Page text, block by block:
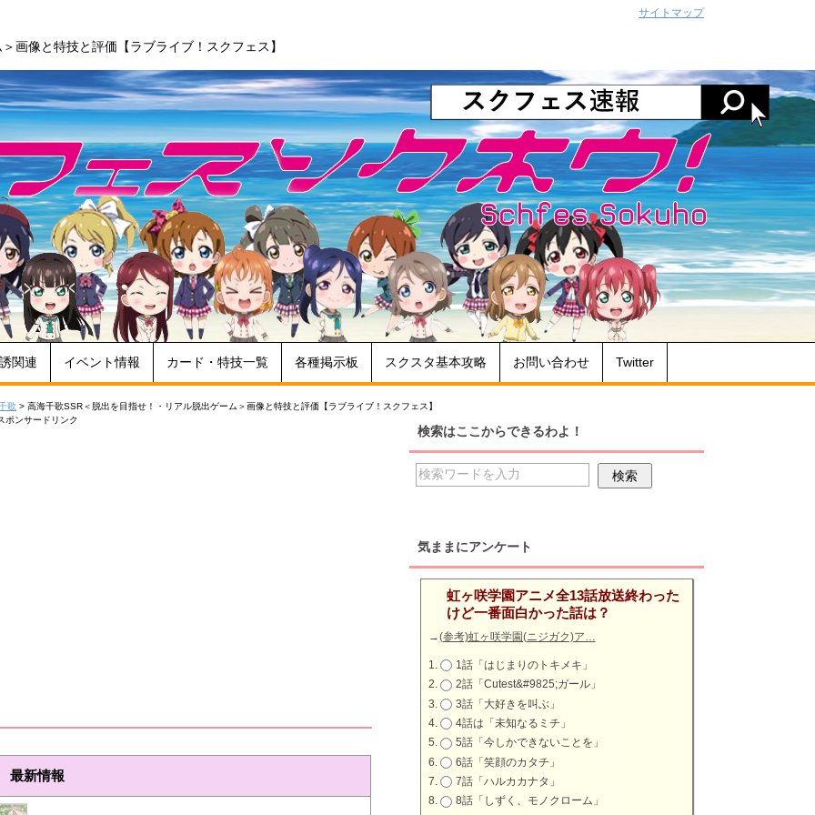
画像と特技と評価【ラブライブ！スクフェス】
関連 イベント情報 カード・特技一覧 各種掲示板 スクスタ基本攻略 お問い合わせ Twitter
歌 > 高海千歌SSR＜脱出を目指せ！・リアル脱出ゲーム＞画像と特技と評価【ラブライブ！スクフェス】
ポンサードリンク
最新情報
検索はここからできるわよ！
気ままにアンケート
虹ヶ咲学園アニメ全13話放送終わった
けど一番面白かった話は？
→(参考)虹ヶ咲学園(ニジガク)ア…
1話「はじまりのトキメキ」
2話「Cutest&#9825;ガール」
3話「大好きを叫ぶ」
4話は「未知なるミチ」
5話「今しかできないことを」
6話「笑顔のカタチ」
7話「ハルカカナタ」
8話「しずく、モノクローム」
サイトマップ